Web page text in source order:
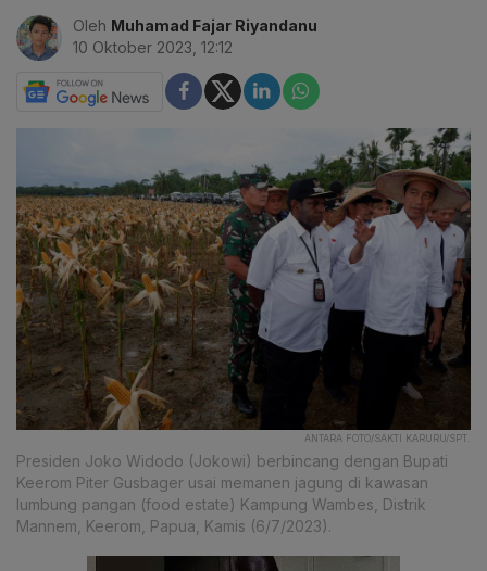
Oleh Muhamad Fajar Riyandanu
10 Oktober 2023, 12:12
ANTARA FOTO/SAKTI KARURU/SPT.
Presiden Joko Widodo (Jokowi) berbincang dengan Bupati
Keerom Piter Gusbager usai memanen jagung di kawasan
lumbung pangan (food estate) Kampung Wambes, Distrik
Mannem, Keerom, Papua, Kamis (6/7/2023).